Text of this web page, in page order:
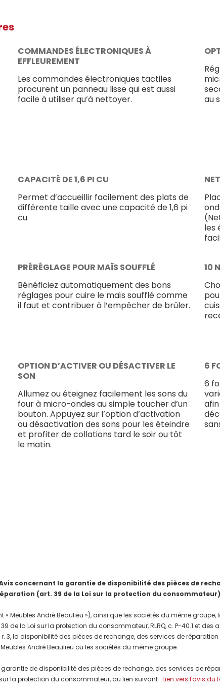
COMMANDES ÉLECTRONIQUES À
EFFLEUREMENT
Les commandes électroniques tactiles
procurent un panneau lisse qui est aussi
facile à utiliser qu’à nettoyer.
au
CAPACITÉ DE 1,6 PI CU
Permet d’accueillir facilement des plats de
différente taille avec une capacité de 1,6 pi
cu
les
PRÉRÉGLAGE POUR MAÏS SOUFFLÉ
Bénéficiez automatiquement des bons
réglages pour cuire le maïs soufflé comme
il faut et contribuer à l’empêcher de brûler.
10
OPTION D’ACTIVER OU DÉSACTIVER LE
SON
Allumez ou éteignez facilement les sons du
four à micro-ondes au simple toucher d’un
bouton. Appuyez sur l’option d’activation
ou désactivation des sons pour les éteindre
et profiter de collations tard le soir ou tôt
le matin.
6
6
concernant la garantie de disponibilité des pièces de
(art. 39 de la Loi sur la protection du consommateur)
Meubles André Beaulieu »), ainsi que les sociétés du même
de la Loi sur la protection du consommateur, RLRQ, c. P-40.1 et des
r. 3, la disponibilité des pièces de rechange, des services de
André Beaulieu ou les sociétés du même groupe.
de disponibilité des pièces de rechange, des services de
la protection du consommateur, au lien suivant : Lien vers l'avis du